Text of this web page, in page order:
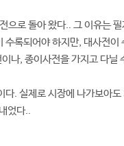
로 돌아 왔다.. 그 이유는
록되어야 하지만, 대사전
나, 종이사전을 가지고 다닐
. 실제로 시장에 나가보아
었다..